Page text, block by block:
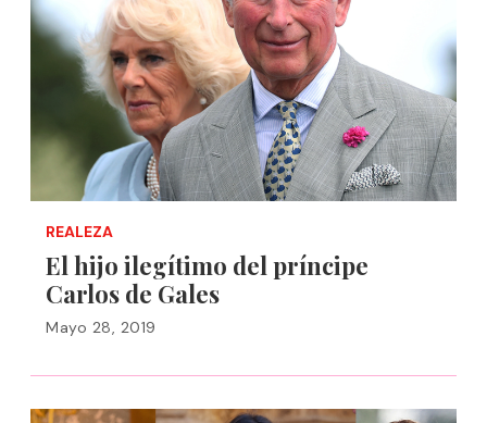
REALEZA
El hijo ilegítimo del príncipe
Carlos de Gales
Mayo 28, 2019